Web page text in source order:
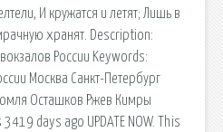
И кружатся и летят; Лишь в
хранят. Description:
России Keywords:
Москва Санкт-Петербург
Осташков Ржев Кимры
days ago UPDATE NOW. This